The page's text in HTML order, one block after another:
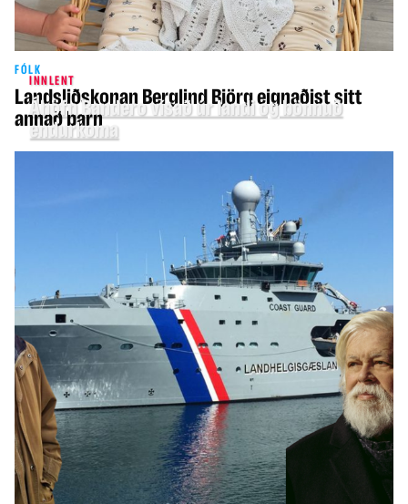
FÓLK
Landsliðskonan Berglind Björg eignaðist sitt
annað barn
INNLENT
Áhöfn Bandero vísað úr landi og bönnuð
endurkoma
HEIMUR
„Maðurinn með ljáinn“ skelfdi sjúklinga á
þaki spítala